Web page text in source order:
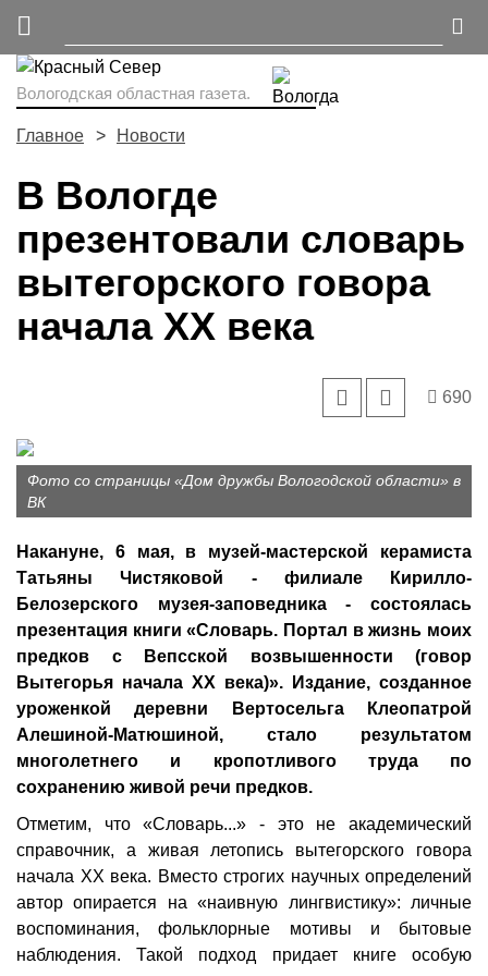
Вологодская областная газета.
Главное Новости
В Вологде
презентовали словарь
вытегорского говора
начала XX века
690
Фото со страницы «Дом дружбы Вологодской области» в
ВК
Накануне, 6 мая, в музей-мастерской керамиста
Татьяны Чистяковой - филиале Кирилло-
Белозерского музея-заповедника - состоялась
презентация книги «Словарь. Портал в жизнь моих
предков с Вепсской возвышенности (говор
Вытегорья начала ХХ века)». Издание, созданное
уроженкой деревни Вертосельга Клеопатрой
Алешиной-Матюшиной, стало результатом
многолетнего и кропотливого труда по
сохранению живой речи предков.
Отметим, что «Словарь...» - это не академический
справочник, а живая летопись вытегорского говора
начала XX века. Вместо строгих научных определений
автор опирается на «наивную лингвистику»: личные
воспоминания, фольклорные мотивы и бытовые
наблюдения. Такой подход придает книге особую